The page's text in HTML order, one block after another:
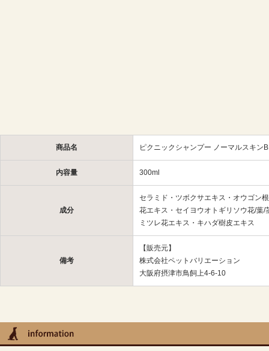
商品名 ピクニックシャンプー ノーマルスキン
内容量 300ml
成分
セラミド・ツボクサエキス・オウゴン
花エキス・セイヨウオトギリソウ花/葉
ミツレ花エキス・キハダ樹皮エキス
備考
【販売元】
株式会社ペットバリエーション
大阪府摂津市鳥飼上4-6-10